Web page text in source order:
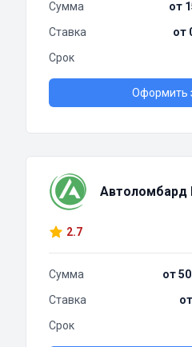
Сумма
от
Ставка
от
Срок
Оформить
Автоломбард
2.7
Сумма
от
Ставка
Срок